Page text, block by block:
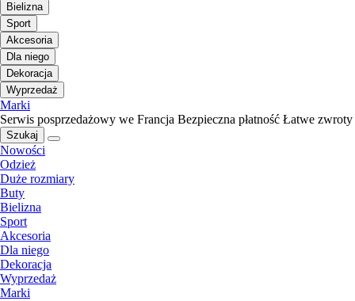
Bielizna
Sport
Akcesoria
Dla niego
Dekoracja
Wyprzedaż
Marki
Serwis posprzedażowy we Francja Bezpieczna płatność Łatwe zwroty
Szukaj
Nowości
Odzież
Duże rozmiary
Buty
Bielizna
Sport
Akcesoria
Dla niego
Dekoracja
Wyprzedaż
Marki